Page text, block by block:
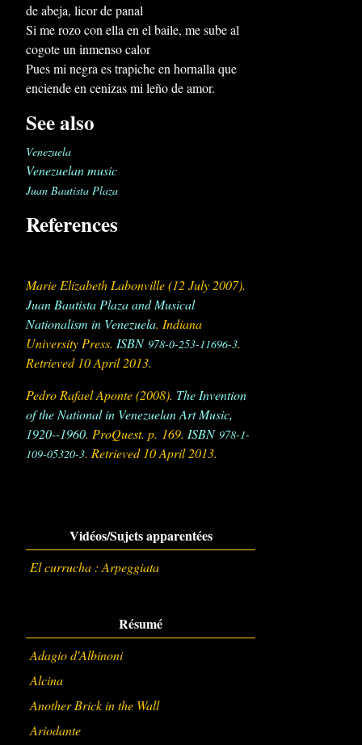
de abeja, licor de panal
Si me rozo con ella en el baile, me sube al
cogote un inmenso calor
Pues mi negra es trapiche en hornalla que
enciende en cenizas mi leño de amor.
See also
Venezuela
Venezuelan music
Juan Bautista Plaza
References
Marie Elizabeth Labonville (12 July 2007).
Juan Bautista Plaza and Musical
Nationalism in Venezuela. Indiana
University Press. ISBN 978-0-253-11696-3.
Retrieved 10 April2013.
Pedro Rafael Aponte (2008). The Invention
of the National in Venezuelan Art Music,
1920--1960. ProQuest. p. 169. ISBN 978-1-
109-05320-3. Retrieved 10 April2013.
Vidéos/Sujets apparentées
El currucha : Arpeggiata
Résumé
Adagio d'Albinoni
Alcina
Another Brick in the Wall
Ariodante